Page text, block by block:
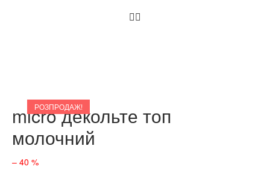
РОЗПРОДАЖ!
micro декольте топ
молочний
– 40 %